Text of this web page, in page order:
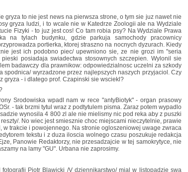
gryza to nie jest news na pierwsza strone, o tym sie juz nawet nie
gryza ludzi, i to wcale nie w Katedrze Zoologii ale na Wydziale
Fizyki - to juz jest cos! Co tam robia psy? Na Wydziale Prawa
na tylach budynku, gdzie parkuja samochody pracownicy
portierka, ktorej straszno na nocnych dyzurach. Kiedy
jest ich podobno piec/ upewniono sie, ze nie grozi im "seria
posiadaja swiadectwa stosownych szczepien. Wylonil sie
badawczy dla prawnikow: odpowiedzialnosc uczelni za szkody
spodnica/ wyrzadzone przez najlepszych naszych przyjaciol. Czy
gryza - i dlatego prof. Czapinski sie wsciekl?
Srodowiska wpadl nam w rece "antyBiotyk" - organ prasowy
- tak brzmi tytul wraz z podtytulem pisma. Zaraz potem wypadlo
wynosila 4 800 zl ale nie mielismy nic pod reka aby z puszki
. No wiec jest smiesznie choc miejscami nieczytelnie, prawie
w trakcie i powojennego. Na stronie ogloszeniowej uwage zwraca
tekstu i z duza iloscia wolnego czasu poszukuje redakcja
Panowie Redaktorzy, nie przesadzajcie w tej samokrytyce, nie
na lamy "GU". Urbana nie zaprosimy.
Piotr Blawicki /V dziennikarstwo/ mial w listopadzie swa